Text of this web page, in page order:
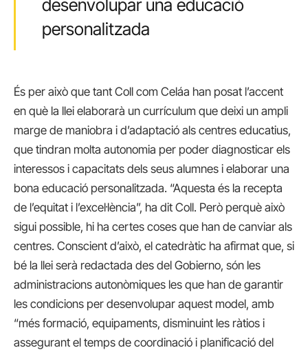
desenvolupar una educació
personalitzada
És per això que tant Coll com Celáa han posat l’accent
en què la llei elaborarà un currículum que deixi un ampli
marge de maniobra i d’adaptació als centres educatius,
que tindran molta autonomia per poder diagnosticar els
interessos i capacitats dels seus alumnes i elaborar una
bona educació personalitzada. “Aquesta és la recepta
de l’equitat i l’excel·lència”, ha dit Coll. Però perquè això
sigui possible, hi ha certes coses que han de canviar als
centres. Conscient d’això, el catedràtic ha afirmat que, si
bé la llei serà redactada des del Gobierno, són les
administracions autonòmiques les que han de garantir
les condicions per desenvolupar aquest model, amb
“més formació, equipaments, disminuint les ràtios i
assegurant el temps de coordinació i planificació del